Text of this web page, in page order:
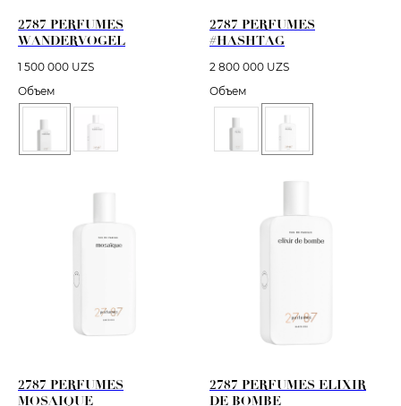
2787 PERFUMES
WANDERVOGEL
1 500 000 UZS
Объем
2787 PERFUMES
#HASHTAG
2 800 000 UZS
Объем
2787 PERFUMES
MOSAIQUE
2787 PERFUMES ELIXIR
DE BOMBE